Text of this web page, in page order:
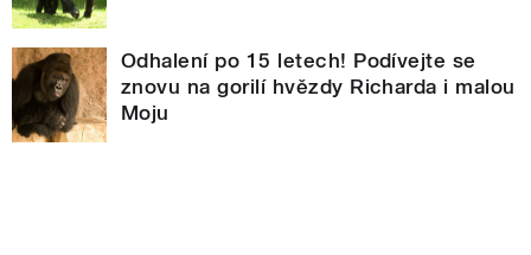
Odhalení po 15 letech! Podívejte se
znovu na gorilí hvězdy Richarda i malou
Moju